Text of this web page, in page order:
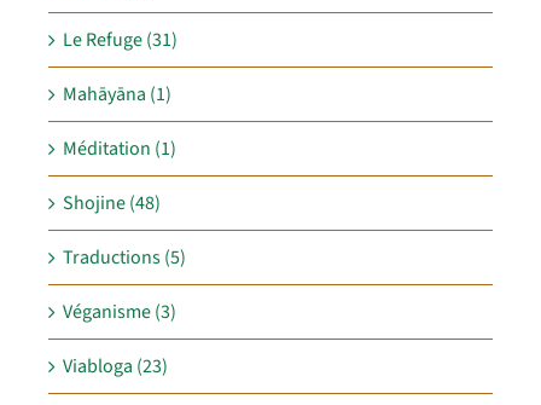
Le Refuge (31)
Mahāyāna (1)
Méditation (1)
Shojine (48)
Traductions (5)
Véganisme (3)
Viabloga (23)